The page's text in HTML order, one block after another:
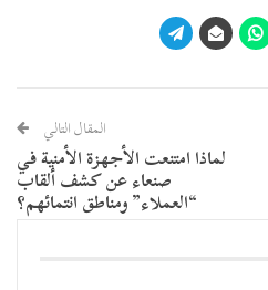
المقال التالي
لماذا امتنعت الأجهزة الأمنية في
صنعاء عن كشف ألقاب
“العملاء” ومناطق انتمائهم؟